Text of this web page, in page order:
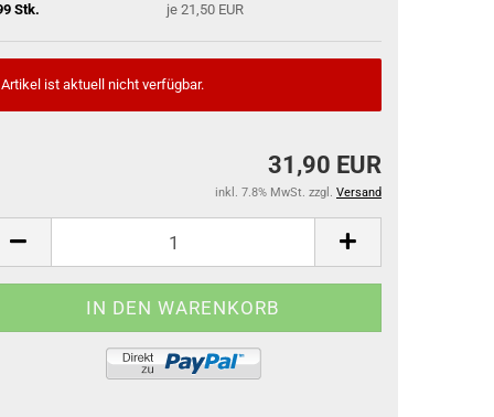
Stk.
je 21,50 EUR
Artikel ist aktuell nicht verfügbar.
31,90 EUR
inkl. 7.8% MwSt. zzgl. Versand